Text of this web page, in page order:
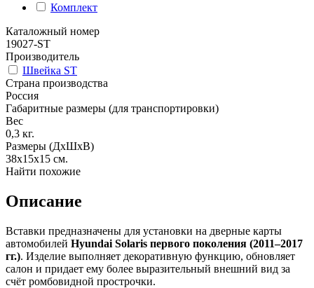
Комплект
Каталожный номер
19027-ST
Производитель
Швейка ST
Страна производства
Россия
Габаритные размеры (для транспортировки)
Вес
0,3 кг.
Размеры (ДхШхВ)
38x15x15 см.
Найти похожие
Описание
Вставки предназначены для установки на дверные карты
автомобилей Hyundai Solaris первого поколения (2011–2017
гг.). Изделие выполняет декоративную функцию, обновляет
салон и придает ему более выразительный внешний вид за
счёт ромбовидной прострочки.